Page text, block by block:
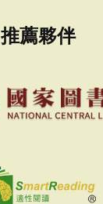
推薦夥伴